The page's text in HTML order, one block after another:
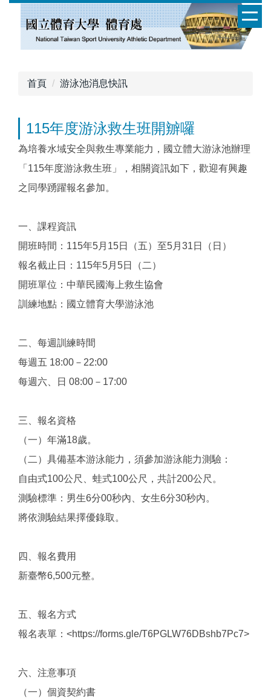
首頁 游泳池消息快訊
115年度游泳救生班開辧囉
為培養水域安全與救生專業能力，國立體大游泳池辦理
「115年度游泳救生班」，相關資訊如下，歡迎有興趣
之同學踴躍報名參加。
一、課程資訊
開班時間：115年5月15日（五）至5月31日（日）
報名截止日：115年5月5日（二）
開班單位：中華民國海上救生協會
訓練地點：國立體育大學游泳池
二、每週訓練時間
每週五 18:00－22:00
每週六、日 08:00－17:00
三、報名資格
（一）年滿18歲。
（二）具備基本游泳能力，須參加游泳能力測驗：
自由式100公尺、蛙式100公尺，共計200公尺。
測驗標準：男生6分00秒內、女生6分30秒內。
將依測驗結果擇優錄取。
四、報名費用
新臺幣6,500元整。
五、報名方式
報名表單：<https://forms.gle/T6PGLW76DBshb7Pc7>
六、注意事項
（一）個資契約書